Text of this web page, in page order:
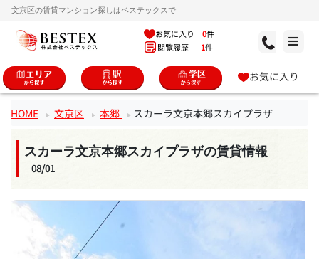
文京区の賃貸マンション探しはベステックスで
お気に入り 0件
閲覧履歴 1件
お気に入り
HOME 文京区 本郷 スカーラ文京本郷スカイプラザ
スカーラ文京本郷スカイプラザの賃貸情報
08/01